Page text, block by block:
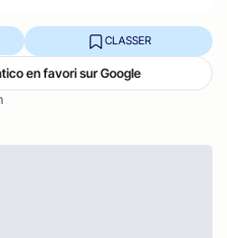
CLASSER
en favori sur Google